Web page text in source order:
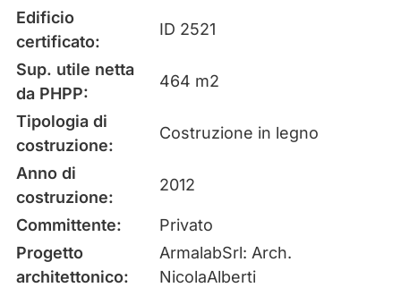
Edificio
certificato:
ID 2521
Sup. utile netta
da PHPP:
464 m2
Tipologia di
costruzione:
Costruzione in legno
Anno di
costruzione:
2012
Committente:
Privato
Progetto
architettonico:
ArmalabSrl: Arch.
NicolaAlberti